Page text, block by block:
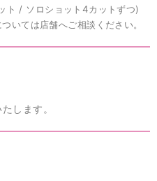
ト / ソロショット4カットずつ)
いては店舗へご相談ください。
します。